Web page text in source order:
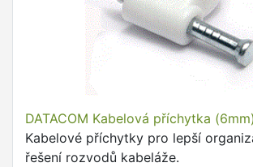
DATACOM Kabelová příchytka
Kabelové příchytky pro lepší
řešení rozvodů kabeláže.